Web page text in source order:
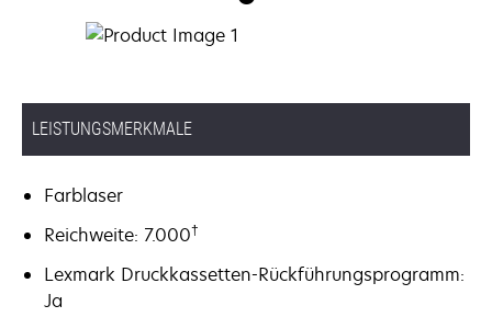
LEISTUNGSMERKMALE
Farblaser
Reichweite: 7.000†
Lexmark Druckkassetten-Rückführungsprogramm:
Ja